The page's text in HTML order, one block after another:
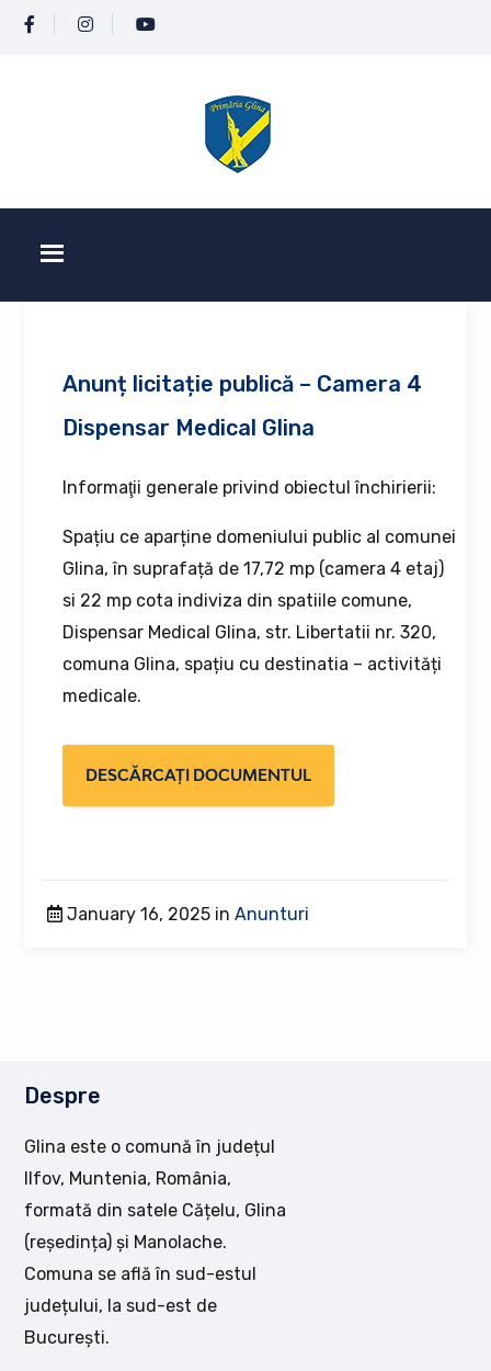
Anunț licitație publică – Camera 4
Dispensar Medical Glina
Informaţii generale privind obiectul închirierii:
Spațiu ce aparține domeniului public al comunei
Glina, în suprafață de 17,72 mp (camera 4 etaj)
si 22 mp cota indiviza din spatiile comune,
Dispensar Medical Glina, str. Libertatii nr. 320,
comuna Glina, spațiu cu destinatia – activități
medicale.
DESCĂRCAȚI DOCUMENTUL
January 16, 2025 inAnunturi
Despre
Glina este o comună în județul
Ilfov, Muntenia, România,
formată din satele Cățelu, Glina
(reședința) și Manolache.
Comuna se află în sud-estul
județului, la sud-est de
București.